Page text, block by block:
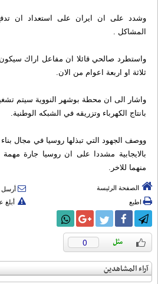
وشدد على ان ايران على استعداد ان
المشاكل .
ثلاثة او اربعة اعوام من الان.
واشار الى ان محطة بوشهر النووية سيتم
بانتاج الكهرباء وتزريقه في الشبكه الوطنية.
ووصف الجهود التي تبذلها روسيا في مجال
بالايجابية مشددا على ان روسيا جارة مهمة
منهما للاخر.
الصفحة الرئيسة
اطبع
0
آراء المشاهدين